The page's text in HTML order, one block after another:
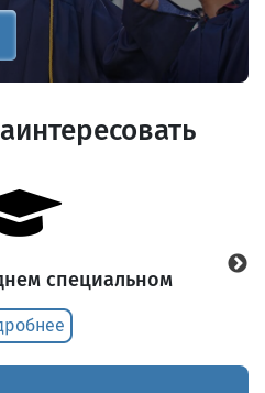
специальном